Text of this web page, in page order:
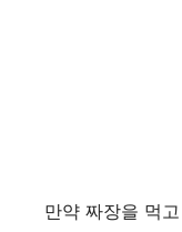
만약 짜장을 먹